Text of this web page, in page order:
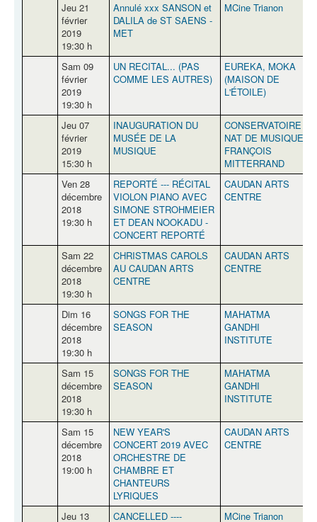
Jeu 21
février
2019
19:30 h
Annulé xxx SANSON et
DALILA de ST SAENS -
MET
MCine Trianon
Sam 09
février
2019
19:30 h
UN RECITAL... (PAS
COMME LES AUTRES)
EUREKA, MOKA
(MAISON DE
L'ÉTOILE)
Jeu 07
février
2019
15:30 h
INAUGURATION DU
MUSÉE DE LA
MUSIQUE
CONSERVATOIRE
NAT DE MUSIQUE
FRANÇOIS
MITTERRAND
Ven 28
décembre
2018
19:30 h
REPORTÉ --- RÉCITAL
VIOLON PIANO AVEC
SIMONE STROHMEIER
ET DEAN NOOKADU -
CONCERT REPORTÉ
CAUDAN ARTS
CENTRE
Sam 22
décembre
2018
19:30 h
CHRISTMAS CAROLS
AU CAUDAN ARTS
CENTRE
CAUDAN ARTS
CENTRE
Dim 16
décembre
2018
19:30 h
SONGS FOR THE
SEASON
MAHATMA
GANDHI
INSTITUTE
Sam 15
décembre
2018
19:30 h
SONGS FOR THE
SEASON
MAHATMA
GANDHI
INSTITUTE
Sam 15
décembre
2018
19:00 h
NEW YEAR'S
CONCERT 2019 AVEC
ORCHESTRE DE
CHAMBRE ET
CHANTEURS
LYRIQUES
CAUDAN ARTS
CENTRE
Jeu 13 CANCELLED ---- MCine Trianon